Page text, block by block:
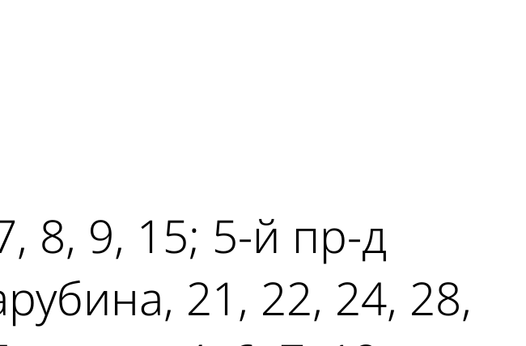
8, 9, 15; 5-й пр-д
21, 22, 24, 28,